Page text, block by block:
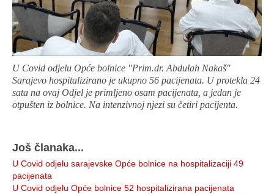
U Covid odjelu Opće bolnice "Prim.dr. Abdulah Nakaš"
Sarajevo hospitalizirano je ukupno 56 pacijenata. U protekla 24
sata na ovaj Odjel je primljeno osam pacijenata, a jedan je
otpušten iz bolnice. Na intenzivnoj njezi su četiri pacijenta.
Još članaka...
U Covid odjelu sarajevske Opće bolnice na hospitalizaciji 49
pacijenata
U Covid odjelu Opće bolnice 52 hospitalizirana pacijenata